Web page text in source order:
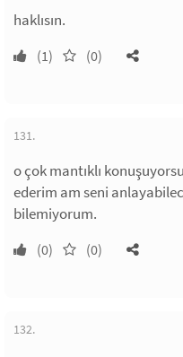
haklısın.
(1) (0)
131.
o çok mantıklı
ederim am seni
bilemiyorum.
(0) (0)
132.